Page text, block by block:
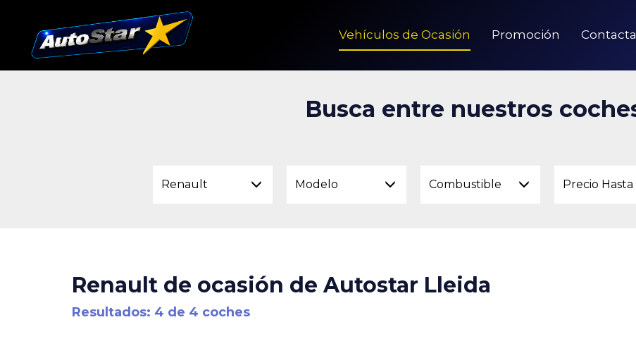
Vehículos de Ocasión Promoción
Busca entre nuestros
Renault Modelo Combustible Precio Hasta
Renault de ocasión de Autostar Lleida
Resultados: 4 de 4 coches